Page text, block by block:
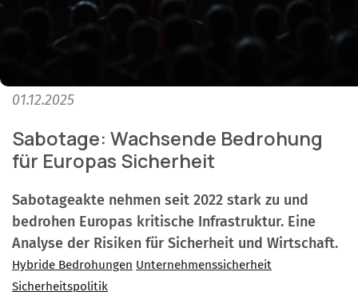
01.12.2025
Sabotage: Wachsende Bedrohung
für Europas Sicherheit
Sabotageakte nehmen seit 2022 stark zu und
bedrohen Europas kritische Infrastruktur. Eine
Analyse der Risiken für Sicherheit und Wirtschaft.
Hybride Bedrohungen Unternehmenssicherheit
Sicherheitspolitik